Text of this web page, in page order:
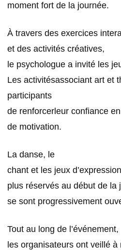
moment fort de la journée.
À travers des exercices
et des activités créatives,
le psychologue a invité les
Les activitésassociant art et
participants
de renforcerleur confiance
de motivation.
La danse, le
chant et les jeux
plus réservés au début de la
se sont progressivement
Tout au long de l’événement,
les organisateurs ont veillé